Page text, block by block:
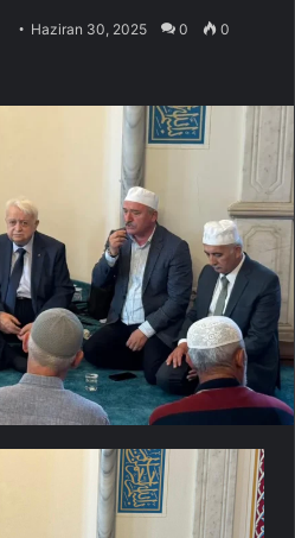
Haziran 30, 2025 0 0